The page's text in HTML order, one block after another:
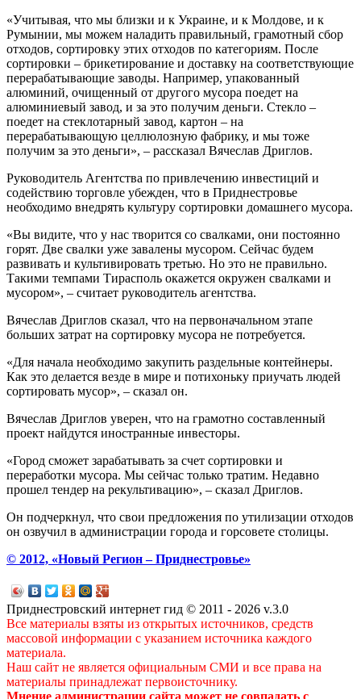
«Учитывая, что мы близки и к Украине, и к Молдове, и к
Румынии, мы можем наладить правильный, грамотный сбор
отходов, сортировку этих отходов по категориям. После
сортировки – брикетирование и доставку на соответствующие
перерабатывающие заводы. Например, упакованный
алюминий, очищенный от другого мусора поедет на
алюминиевый завод, и за это получим деньги. Стекло –
поедет на стеклотарный завод, картон – на
перерабатывающую целлюлозную фабрику, и мы тоже
получим за это деньги», – рассказал Вячеслав Дриглов.
Руководитель Агентства по привлечению инвестиций и
содействию торговле убежден, что в Приднестровье
необходимо внедрять культуру сортировки домашнего мусора.
«Вы видите, что у нас творится со свалками, они постоянно
горят. Две свалки уже завалены мусором. Сейчас будем
развивать и культивировать третью. Но это не правильно.
Такими темпами Тирасполь окажется окружен свалками и
мусором», – считает руководитель агентства.
Вячеслав Дриглов сказал, что на первоначальном этапе
больших затрат на сортировку мусора не потребуется.
«Для начала необходимо закупить раздельные контейнеры.
Как это делается везде в мире и потихоньку приучать людей
сортировать мусор», – сказал он.
Вячеслав Дриглов уверен, что на грамотно составленный
проект найдутся иностранные инвесторы.
«Город сможет зарабатывать за счет сортировки и
переработки мусора. Мы сейчас только тратим. Недавно
прошел тендер на рекультивацию», – сказал Дриглов.
Он подчеркнул, что свои предложения по утилизации отходов
он озвучил в администрации города и горсовете столицы.
© 2012, «Новый Регион – Приднестровье»
Приднестровский интернет гид © 2011 - 2026 v.3.0
Все материалы взяты из открытых источников, средств
массовой информации с указанием источника каждого
материала.
Наш сайт не является официальным СМИ и все права на
материалы принадлежат первоисточнику.
Мнение администрации сайта может не совпадать с